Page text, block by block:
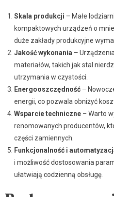
Skala produkcji – Małe
kompaktowych urządzeń o
duże zakłady produkcyjne
Jakość wykonania –
materiałów, takich jak stal
utrzymania w czystości.
Energooszczędność–
energii, co pozwala obniżyć
Wsparcie techniczne– Warto
renomowanych producentów,
części zamiennych.
Funkcjonalność i
i możliwość dostosowania
ułatwiają codzienną obsługę.